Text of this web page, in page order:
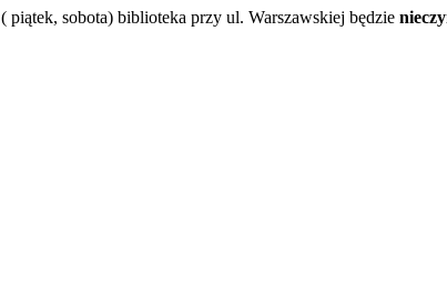
( piątek, sobota) biblioteka przy ul. Warszawskiej będzie